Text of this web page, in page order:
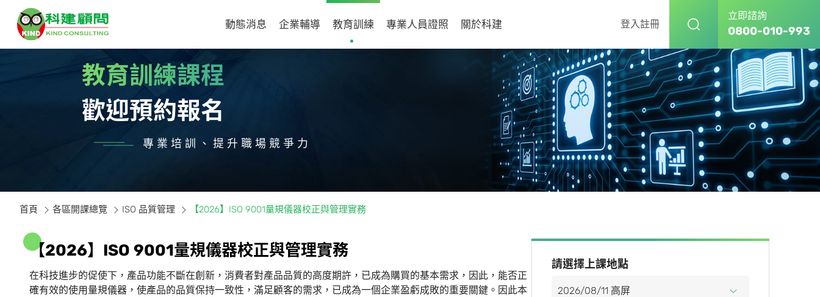
動態消息 企業輔導 教育訓練 專業人員證照 關於科建 登入註冊
立即諮詢
0800-010-993
教育訓練課程
歡迎預約報名
專業培訓、提升職場競爭力
首頁 各區開課總覽 ISO 品質管理 【2026】ISO 9001量規儀器校正與管理實務
【2026】 ISO 9001量規儀器校正與管理實務
在科技進步的促使下，產品功能不斷在創新，消費者對產品品質的高度期許，已成為購買的基本需求，因此，能否正
確有效的使用量規儀器，使產品的品質保持一致性，滿足顧客的需求，已成為一個企業盈虧成敗的重要關鍵。因此本
請選擇上課地點